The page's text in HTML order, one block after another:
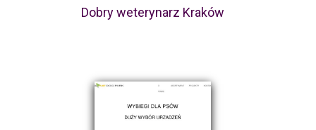
Dobry weterynarz Kraków